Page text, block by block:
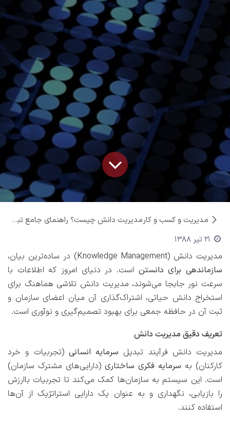
مدیریت و کسب و کارمدیریت دانش چیست؟ راهنمای جامع تبدیل تجربه به دارایی سازمانی
21 تیر 1388
مدیریت دانش (Knowledge Management) در ساده‌ترین بیان،
سازماندهی برای دانستن است. در دنیای امروز که اطلاعات با
سرعت نور جابجا می‌شوند، مدیریت دانش تلاشی هماهنگ برای
استخراج دانش حیاتی، اشتراک‌گذاری آن میان اعضای سازمان و
ثبت آن در حافظه جمعی برای بهبود تصمیم‌گیری و نوآوری است.
تعریف دقیق مدیریت دانش
مدیریت دانش فرآیند تبدیل سرمایه انسانی (تجربیات و خرد
کارکنان) به سرمایه فکری ساختاری (دارایی‌های مشترک سازمان)
است. این سیستم به سازمان‌ها کمک می‌کند تا تجربیات باارزش
را بازیابی، نگهداری و به عنوان یک دارایی استراتژیک از آن‌ها
استفاده کنند.